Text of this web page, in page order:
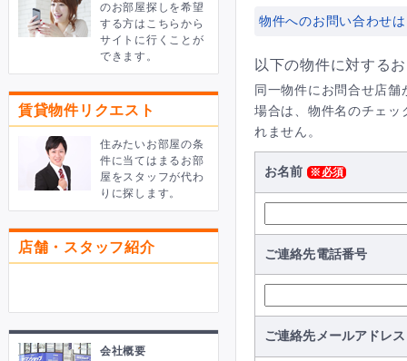
物件へのお問い合わせ
以下の物件に対する
同一物件にお問合せ店
場合は、物件名のチェッ
れません。
お名前 ※必須
ご連絡先電話番号
ご連絡先メールアドレス
のお部屋探しを希望
する方はこちらから
サイトに行くことが
できます。
賃貸物件リクエスト
住みたいお部屋の条
件に当てはまるお部
屋をスタッフが代わ
りに探します。
店舗・スタッフ紹介
会社概要